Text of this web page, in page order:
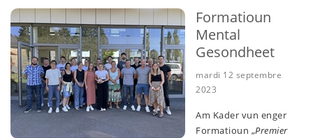
Formatioun
Mental
Gesondheet
mardi 12 septembre
2023
Am Kader vun enger
Formatioun „Premier